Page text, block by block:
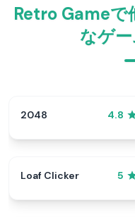
Retro Gameで
なゲ
2048 4.8
Loaf Clicker 5